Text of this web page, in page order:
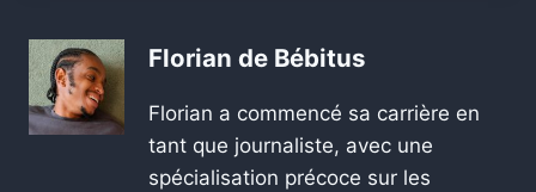
Florian de Bébitus
Florian a commencé sa carrière en
tant que journaliste, avec une
spécialisation précoce sur les